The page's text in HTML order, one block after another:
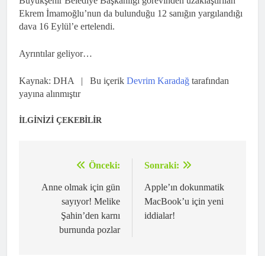
Ekrem İmamoğlu’nun da bulunduğu 12 sanığın yargılandığı
dava 16 Eylül’e ertelendi.
Ayrıntılar geliyor…
Kaynak: DHA | Bu içerik Devrim Karadağ tarafından
yayına alınmıştır
İLGİNİZİ ÇEKEBİLİR
gezinmesi
Önceki:
Anne olmak için gün
sayıyor! Melike
Şahin’den karnı
burnunda pozlar
Sonraki:
Apple’ın dokunmatik
MacBook’u için yeni
iddialar!